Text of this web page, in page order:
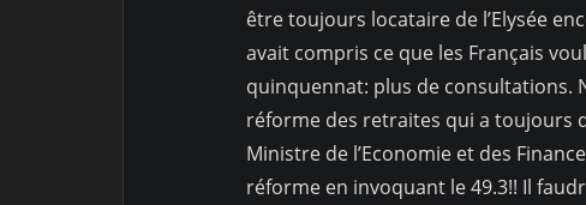
être toujours locataire de l’Elysée
avait compris ce que les Français
quinquennat: plus de consultations.
réforme des retraites qui a toujours
Ministre de l’Economie et des
réforme en invoquant le 49.3!! Il